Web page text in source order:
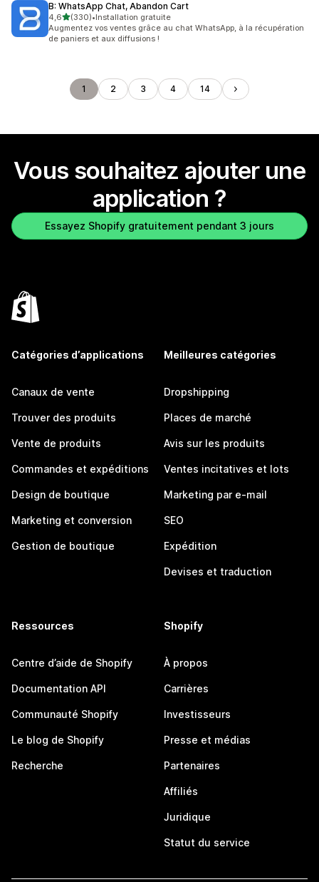
B: WhatsApp Chat, Abandon Cart
4,6étoile(s) sur 5
(330)
330 avis au total
•Installation gratuite
Augmentez vos ventes grâce au chat WhatsApp, à la récupération
de paniers et aux diffusions !
1 2 3 4 14
Vous souhaitez ajouter une
application ?
Essayez Shopify gratuitement pendant 3 jours
Catégories d’applications
Canaux de vente
Trouver des produits
Vente de produits
Commandes et expéditions
Design de boutique
Marketing et conversion
Gestion de boutique
Meilleures catégories
Dropshipping
Places de marché
Avis sur les produits
Ventes incitatives et lots
Marketing par e-mail
SEO
Expédition
Devises et traduction
Ressources
Centre d’aide de Shopify
Documentation API
Communauté Shopify
Le blog de Shopify
Recherche
Shopify
À propos
Carrières
Investisseurs
Presse et médias
Partenaires
Affiliés
Juridique
Statut du service